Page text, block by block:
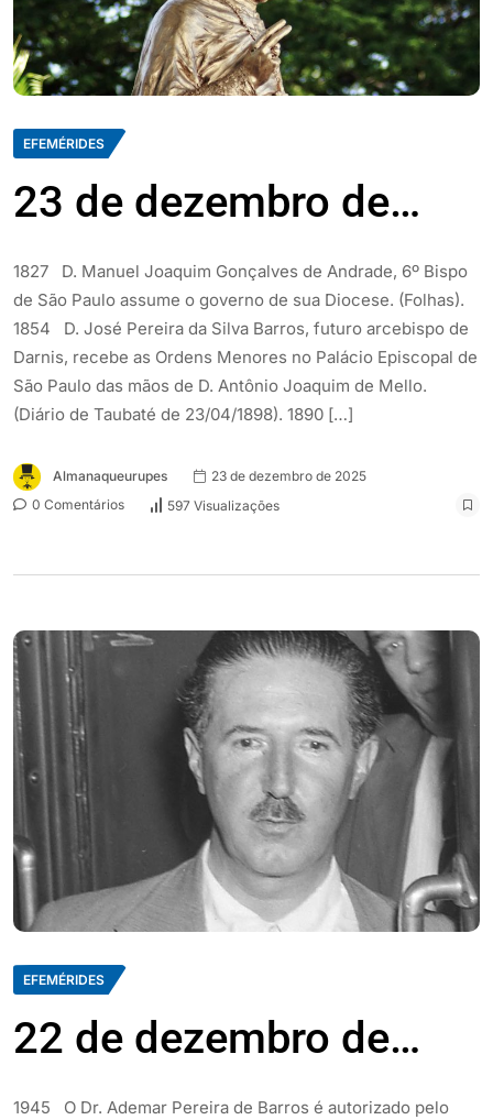
EFEMÉRIDES
23 de dezembro de…
1827 D. Manuel Joaquim Gonçalves de Andrade, 6º Bispo
de São Paulo assume o governo de sua Diocese. (Folhas).
1854 D. José Pereira da Silva Barros, futuro arcebispo de
Darnis, recebe as Ordens Menores no Palácio Episcopal de
São Paulo das mãos de D. Antônio Joaquim de Mello.
(Diário de Taubaté de 23/04/1898). 1890 […]
Almanaqueurupes
23 de dezembro de 2025
0 Comentários
597 Visualizações
EFEMÉRIDES
22 de dezembro de…
1945 O Dr. Ademar Pereira de Barros é autorizado pelo